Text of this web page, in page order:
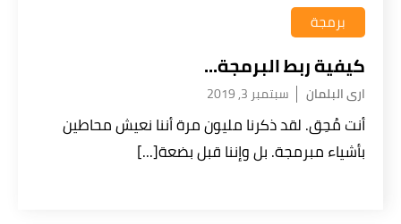
برمجة
كيفية ربط البرمجة...
ارى البلمان سبتمبر 3, 2019
أنت مُحِق. لقد ذكرنا مليون مرة أننا نعيش محاطين
بأشياء مبرمجة. بل وإننا قبل بضعة[...]